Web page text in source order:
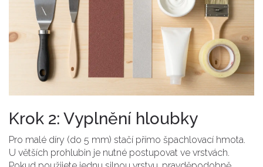
Krok 2: Vyplnění hloubky
Pro malé díry (do 5 mm) stačí přímo špachlovací hmota.
U větších prohlubin je nutné postupovat ve vrstvách.